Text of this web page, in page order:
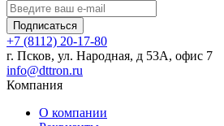
Подписаться
+7 (8112) 20-17-80
г. Псков, ул. Народная, д 53А, офис 7
info@dttron.ru
Компания
О компании